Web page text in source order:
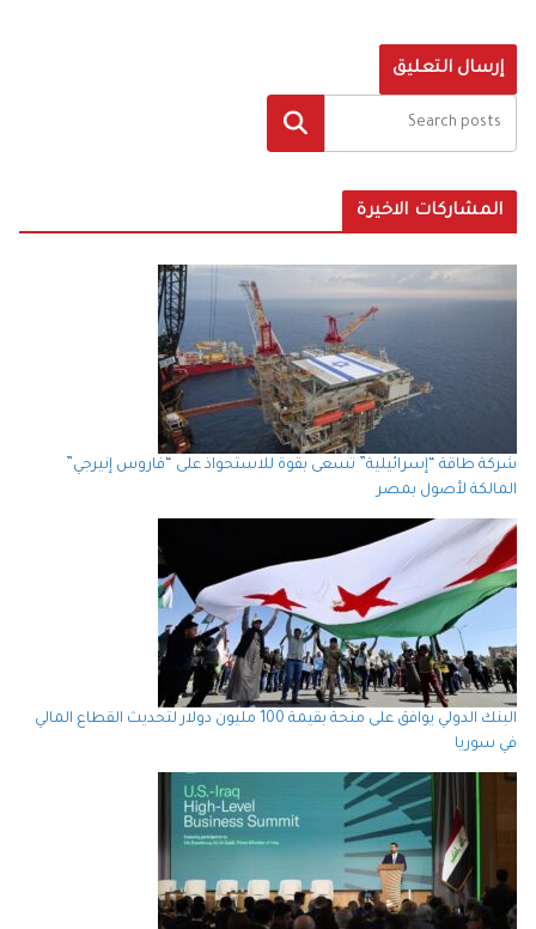
البحث
المشاركات الاخيرة
شركة طاقة “إسرائيلية” تسعى بقوة للاستحواذ على “فاروس إنيرجي”
المالكة لأصول بمصر
البنك الدولي يوافق على منحة بقيمة 100 مليون دولار لتحديث القطاع المالي
في سوريا